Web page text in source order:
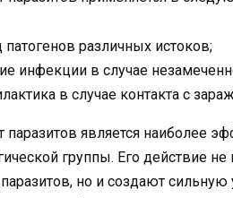
различных истоков;
инфекции в случае
в случае контакта с
паразитов является наиболее
группы. Его действие
но и создают